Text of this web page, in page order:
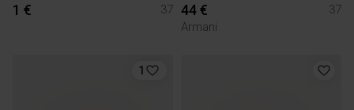
1 € 37 44 €
37
Armani
1